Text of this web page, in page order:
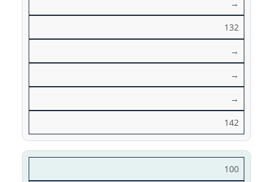
→
132
→
→
→
142
100